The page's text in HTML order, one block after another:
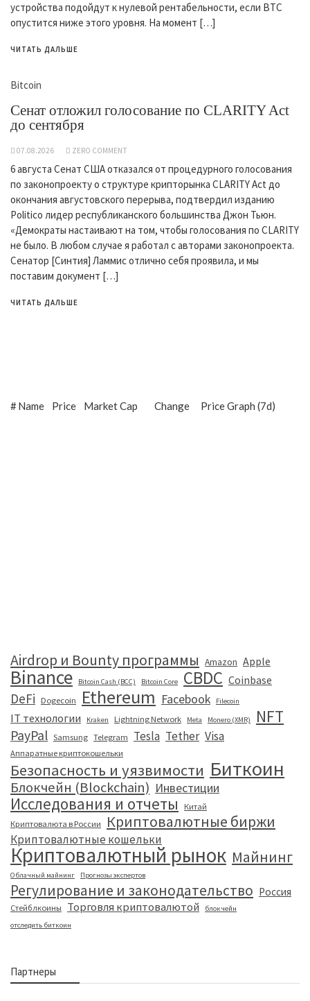
устройства подойдут к нулевой рентабельности, если BTC
опустится ниже этого уровня. На момент […]
ЧИТАТЬ ДАЛЬШЕ
Bitcoin
Сенат отложил голосование по CLARITY Act
до сентября
07.08.2026 ZERO COMMENT
6 августа Сенат США отказался от процедурного голосования
по законопроекту о структуре крипторынка CLARITY Act до
окончания августовского перерыва, подтвердил изданию
Politico лидер республиканского большинства Джон Тьюн.
«Демократы настаивают на том, чтобы голосования по CLARITY
не было. В любом случае я работал с авторами законопроекта.
Сенатор [Синтия] Ламмис отлично себя проявила, и мы
поставим документ […]
ЧИТАТЬ ДАЛЬШЕ
#Name Price Market Cap Change Price Graph (7d)
Airdrop и Bounty программы Amazon Apple
Binance Bitcoin Cash (BCC) Bitcoin Core CBDC Coinbase
DeFi Dogecoin Ethereum Facebook Filecoin
IT технологии Kraken Lightning Network Meta Monero (XMR) NFT
PayPal Samsung Telegram Tesla Tether Visa
Аппаратные криптокошельки
Безопасность и уязвимости Биткоин
Блокчейн (Blockchain) Инвестиции
Исследования и отчеты
Китай
Криптовалюта в России
Криптовалютные биржи
Криптовалютные кошельки
Криптовалютный рынок Майнинг
Облачный майнинг Прогнозы экспертов
Регулирование и законодательство Россия
Стейблкоины Торговля криптовалютой
блокчейн
отследить биткоин
Партнеры